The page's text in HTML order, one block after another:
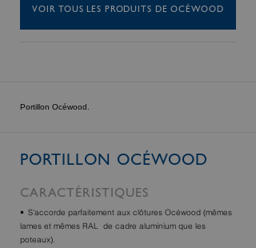
VOIR TOUS LES PRODUITS DE OCÉWOOD
Portillon Océwood.
PORTILLON OCÉWOOD
CARACTÉRISTIQUES
S’accorde parfaitement aux clôtures Océwood (mêmes
lames et mêmes RAL de cadre aluminium que les
poteaux).